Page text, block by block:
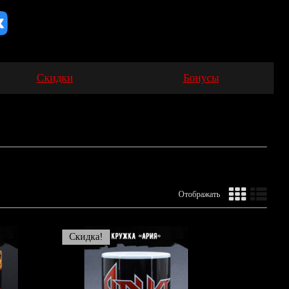
Скидки Бонусы
Отображать
Скидка!